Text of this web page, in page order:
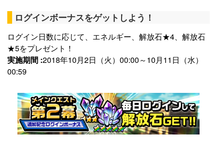
ログインボーナスをゲットしよう！
ログイン日数に応じて、エネルギー、解放石★4、解放石
★5をプレゼント！
実施期間 :2018年10月2日（火）00:00～10月11日（水）
00:59